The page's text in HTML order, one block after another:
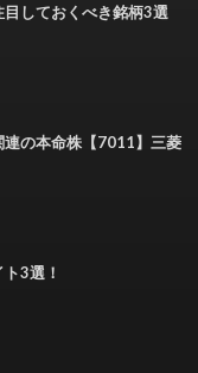
しておくべき銘柄3選
の本命株【7011】三菱
3選！